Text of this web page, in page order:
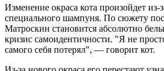
Изменение окраса кота произойдет из-
специального шампуня. По сюжету
Матроскин становится абсолютно
кризис самоидентичности. "Я не
самого себя потерял", — говорит кот.